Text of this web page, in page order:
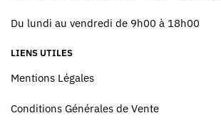
Du lundi au vendredi de 9h00 à 18h00
LIENS UTILES
Mentions Légales
Conditions Générales de Vente